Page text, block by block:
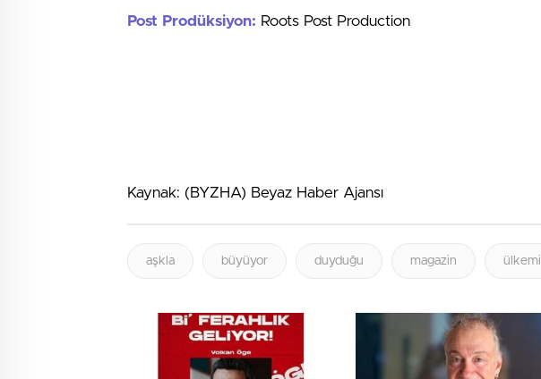
Post Prodüksiyon: Roots Post Production
Kaynak: (BYZHA) Beyaz Haber Ajansı
aşkla büyüyor duyduğu magazin